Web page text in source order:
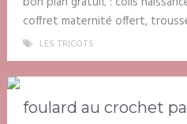
coffret maternité offert,
LES TRICOTS
foulard au crochet